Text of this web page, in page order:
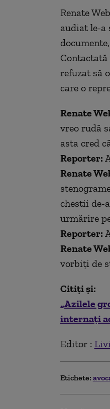
Renate
audiat le-a
Contactată
refuzat să
care o
Renate
vreo rudă
asta cred
Reporter:
Renate
chestii de-
urmărire
Reporter:
Renate
vorbiți de
Citiți și:
„Azilele
internaţi
Editor :
Etichete: